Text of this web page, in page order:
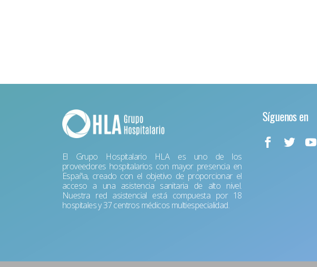
El Grupo Hospitalario HLA es uno de los
proveedores hospitalarios con mayor presencia en
España, creado con el objetivo de proporcionar el
acceso a una asistencia sanitaria de alto nivel.
Nuestra red asistencial está compuesta por 18
hospitales y 37 centros médicos multiespecialidad.
Síguenos en